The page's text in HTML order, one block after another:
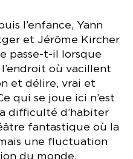
l’enfance, Yann
et Jérôme Kircher
passe-t-il lorsque
l’endroit où vacillent
et délire, vrai et
qui se joue ici n’est
difficulté d’habiter
fantastique où la
une fluctuation
du monde.